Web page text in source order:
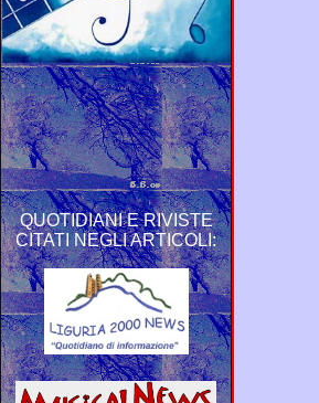
QUOTIDIANI E RIVISTE
CITATI NEGLI ARTICOLI: